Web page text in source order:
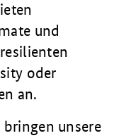
und
oder
an.
unsere